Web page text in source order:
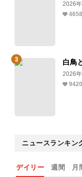
2026
4658
白鳥
2026
9420
ニュースランキン
デイリー 週間 月